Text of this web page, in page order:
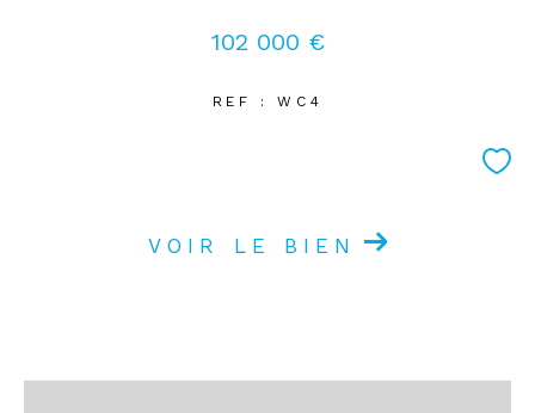
102 000 €
REF : WC4
VOIR LE BIEN